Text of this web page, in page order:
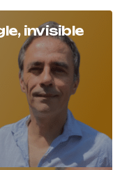
invisible